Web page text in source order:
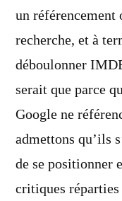
un référencement
recherche, et à
déboulonner
serait que parce
Google ne
admettons qu’ils
de se positionner
critiques réparties